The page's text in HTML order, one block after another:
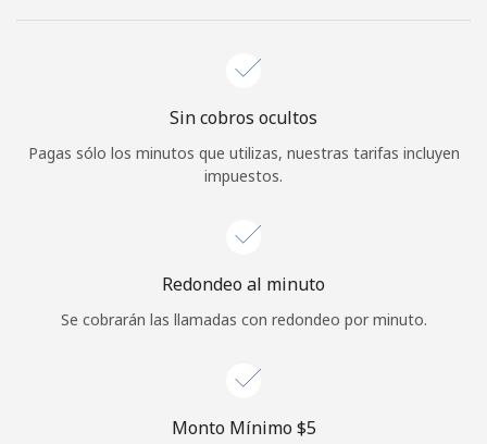
Iniciar Sesión
o
Continuar con
Sin cobros ocultos
Pagas sólo los minutos que utilizas, nuestras tarifas incluyen
impuestos.
Redondeo al minuto
Se cobrarán las llamadas con redondeo por minuto.
Monto Mínimo ⁦$5⁩